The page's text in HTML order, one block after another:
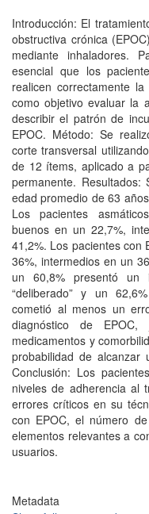
Introducción: El
obstructiva crónica
mediante inhaladores.
esencial que los
realicen correctamente
como objetivo evaluar la
describir el patrón de
EPOC. Método: Se
corte transversal
de 12 ítems, aplicado a
permanente.
edad promedio de 63
Los pacientes
buenos en un 22,7%,
41,2%. Los pacientes con
36%, intermedios en un
un 60,8% presentó un
“deliberado” y un
cometió al menos un
diagnóstico de
medicamentos y
probabilidad de alcanzar
Conclusión: Los
niveles de adherencia al
errores críticos en su
con EPOC, el número
elementos relevantes a
usuarios.
Metadata